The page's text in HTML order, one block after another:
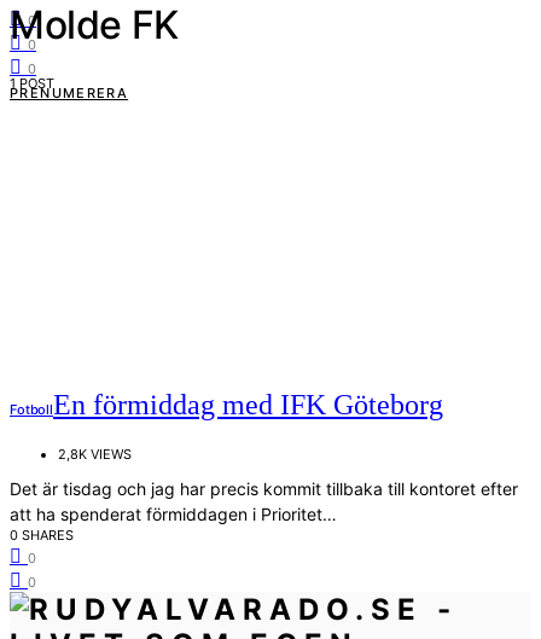
0
0
0
PRENUMERERA
Molde FK
1 POST
FotbollEn förmiddag med IFK Göteborg
2,8K VIEWS
Det är tisdag och jag har precis kommit tillbaka till kontoret efter
att ha spenderat förmiddagen i Prioritet…
0 SHARES
0
0